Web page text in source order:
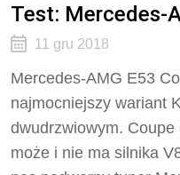
Test: Mercedes-
11 gru 2018
Mercedes-AMG E53
najmocniejszy wariant
dwudrzwiowym.
może i nie ma silnika